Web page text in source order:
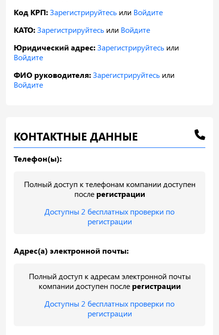
Код КРП:Зарегистрируйтесь или Войдите
КАТО:Зарегистрируйтесь или Войдите
Юридический адрес:Зарегистрируйтесь или
Войдите
ФИО руководителя:Зарегистрируйтесь или
Войдите
КОНТАКТНЫЕ ДАННЫЕ
Телефон(ы):
Полный доступ к телефонам компании доступен
после регистрации
Доступны 2 бесплатных проверки по
регистрации
Адрес(а) электронной почты:
Полный доступ к адресам электронной почты
компании доступен после регистрации
Доступны 2 бесплатных проверки по
регистрации